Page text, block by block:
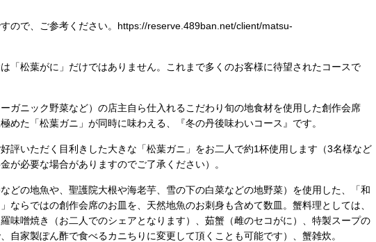
ので、ご参考ください。 https://reserve.489ban.net/client/matsu-
は「松葉がに」だけではありません。これまで多くのお客様に待望されたコースで
ガニック野菜など）の店主自ら仕入れるこだわり旬の地食材を使用した創作会席
めた「松葉ガニ」が同時に味わえる、『冬の丹後味わいコース』です。
評いただく目利きした大きな「松葉ガニ」をお二人で約1杯使用します（3名様など
が必要な場合がありますのでご了承ください）。
どの地魚や、聖護院大根や海老芋、雪の下の白菜などの地野菜）を使用した、「和
ならではの創作会席のお皿を、天然地魚のお刺身も含めて数皿。蟹料理としては、
味噌焼き（お二人でのシェアとなります）、茹蟹（雌のセコがに）、特製スープの
自家製ぽん酢で食べるカニちりに変更して頂くことも可能です）、蟹雑炊。